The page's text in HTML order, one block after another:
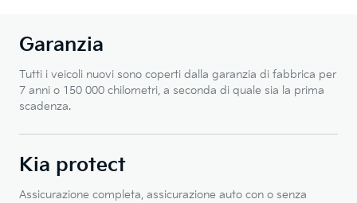
Garanzia
Tutti i veicoli nuovi sono coperti dalla garanzia di fabbrica per
7 anni o 150 000 chilometri, a seconda di quale sia la prima
scadenza.
Kia protect
Assicurazione completa, assicurazione auto con o senza